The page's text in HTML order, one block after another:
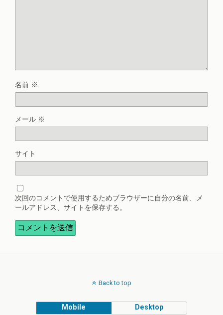
名前 ※
メール ※
サイト
次回のコメントで使用するためブラウザーに自分の名前、メ
ールアドレス、サイトを保存する。
Back to top
Mobile Desktop